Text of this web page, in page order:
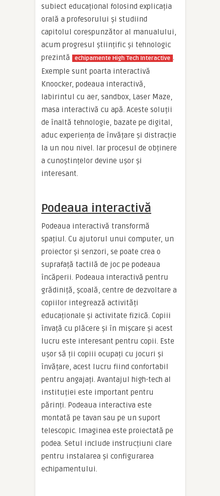
subiect educațional folosind explicația
orală a profesorului și studiind
capitolul corespunzător al manualului,
acum progresul științific și tehnologic
prezintă
echipamente High Tech Interactive .
Exemple sunt poarta interactivă
Knoocker, podeaua interactivă,
labirintul cu aer, sandbox, Laser Maze,
masa interactivă cu apă. Aceste soluții
de înaltă tehnologie, bazate pe digital,
aduc experiența de învățare și distracție
la un nou nivel. Iar procesul de obținere
a cunoștințelor devine ușor și
interesant.
Podeaua interactivă
Podeaua interactivă transformă
spațiul. Cu ajutorul unui computer, un
proiector și senzori, se poate crea o
suprafață tactilă de joc pe podeaua
încăperii. Podeaua interactivă pentru
grădiniță, școală, centre de dezvoltare a
copiilor integrează activități
educaționale și activitate fizică. Copiii
învață cu plăcere și în mișcare și acest
lucru este interesant pentru copii. Este
ușor să ții copiii ocupați cu jocuri și
învățare, acest lucru fiind confortabil
pentru angajați. Avantajul high-tech al
instituției este important pentru
părinți. Podeaua interactiva este
montată pe tavan sau pe un suport
telescopic. Imaginea este proiectată pe
podea. Setul include instrucțiuni clare
pentru instalarea și configurarea
echipamentului.